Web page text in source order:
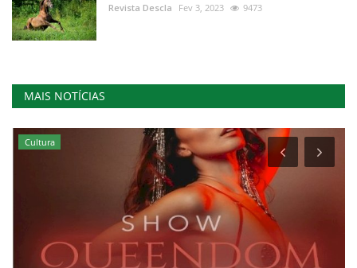
Revista Descla Fev 3, 2023 9473
MAIS NOTÍCIAS
Cultura